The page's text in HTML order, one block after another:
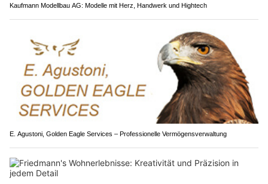
Kaufmann Modellbau AG: Modelle mit Herz, Handwerk und Hightech
E. Agustoni, Golden Eagle Services – Professionelle Vermögensverwaltung